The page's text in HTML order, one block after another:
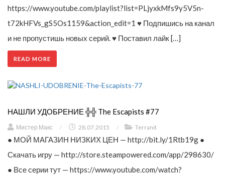
https://www.youtube.com/playlist?list=PLjyxkMfs9y5V5n-
t72kHFVs_gS5Os1159&action_edit=1 ♥ Подпишись на канал
и не пропустишь новых серий. ♥ Поставил лайк […]
READ MORE
НАШЛИ УДОБРЕНИЕ ╬╬ The Escapists #77
Мистер Макс / 28.07.2015 / Terranit
● МОЙ МАГАЗИН НИЗКИХ ЦЕН — http://bit.ly/1Rtb19g ●
Скачать игру — http://store.steampowered.com/app/298630/
● Все серии тут — https://www.youtube.com/watch?